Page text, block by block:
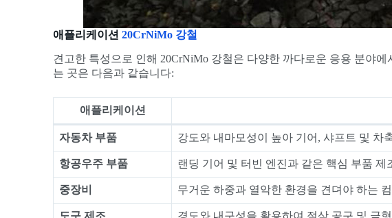
애플리케이션20CrNiMo 강철
견고한 특성으로 인해 20CrNiMo 강철은 다양한 까다로운 응용 분야
는 곳은 다음과 같습니다:
애플리케이션
자동차 부품 강도와 내마모성이 높아 기어, 샤프트 및 차
항공우주 부품 랜딩 기어 및 터빈 엔진과 같은 핵심 부품 제
중장비 무거운 하중과 열악한 환경을 견뎌야 하는